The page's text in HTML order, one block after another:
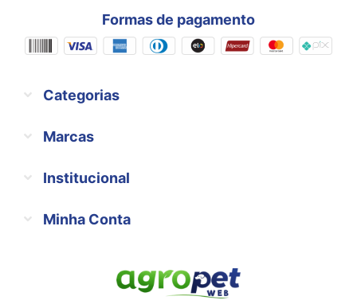
Formas de pagamento
Categorias
Marcas
Institucional
Minha Conta